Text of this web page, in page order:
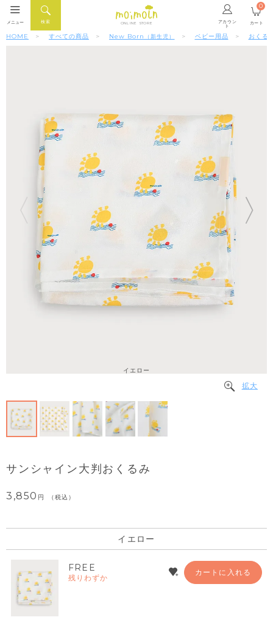
ONLINE STORE アカウン
ト
検索
メニュー カート
0
HOME すべての商品 New Born （新生児） ベビー用品 おくる
イエロー
拡大
サンシャイン大判おくるみ
3,850 税込
イエロー
FREE
残りわずか
カートに入れる